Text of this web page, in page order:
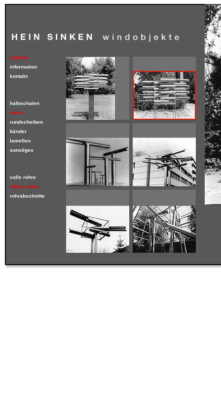
objekte
information
kontakt
halbschalen
rohre
rundscheiben
bänder
lamellen
sonstiges
volle rohre
offene rohre
rohrabschnitte